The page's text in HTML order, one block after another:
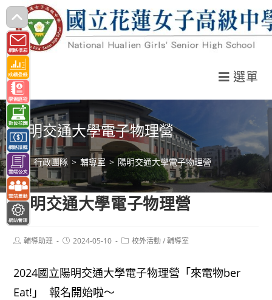
跳
轉
至
主
要
內
容
選單
陽明交通大學電子物理營
> 行政團隊 > 輔導室 > 陽明交通大學電子物理營
陽明交通大學電子物理營
Post輔導助理
Post2024-05-10
Post校外活動 / 輔導室
2024國立陽明交通大學電子物理營「來電物ber
Eat!」 報名開始啦～